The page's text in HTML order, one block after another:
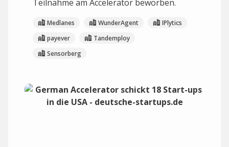
Teilnahme am Accelerator beworben.
Medlanes WunderAgent
IPlytics
payever
Tandemploy
Sensorberg